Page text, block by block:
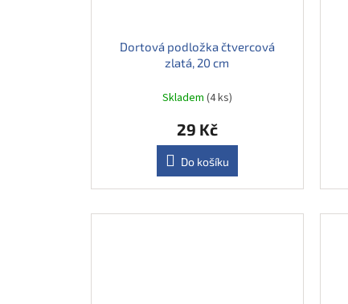
Dortová podložka čtvercová
zlatá, 20 cm
Skladem (4 ks)
29 Kč
Do košíku